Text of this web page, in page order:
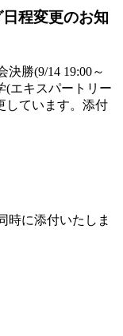
程変更のお知
勝(9/14 19:00～
(エキスパートリー
しています。添付
時に添付いたしま